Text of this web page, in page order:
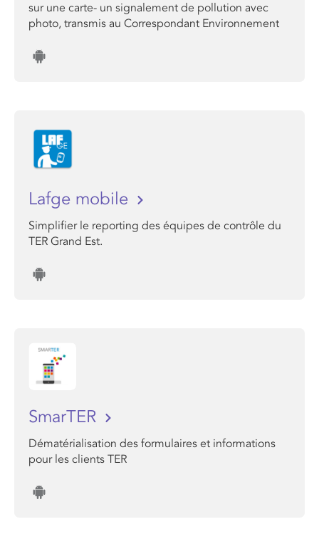
sur une carte- un signalement de pollution avec
photo, transmis au Correspondant Environnement
Lafge mobile
Simplifier le reporting des équipes de contrôle du
TER Grand Est.
SmarTER
Dématérialisation des formulaires et informations
pour les clients TER